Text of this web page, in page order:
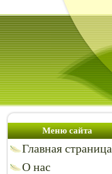
Меню сайта
Главная страница
О нас